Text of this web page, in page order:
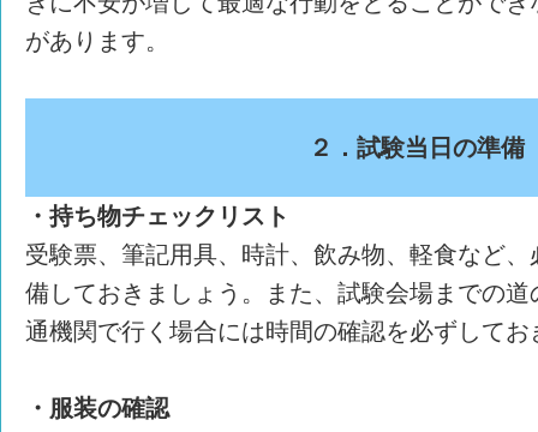
があります。
２．試験当日の準備
・持ち物チェックリスト
受験票、筆記用具、時計、飲み物、軽食など
備しておきましょう。また、試験会場までの
通機関で行く場合には時間の確認を必ずしてお
・服装の確認